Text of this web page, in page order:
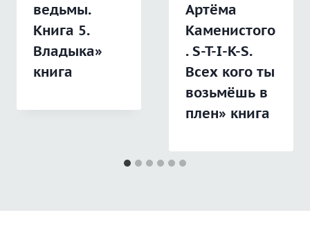
ведьмы.
Книга 5.
Владыка»
книга
Артёма
Каменистого
. S-T-I-K-S.
Всех кого ты
возьмёшь в
плен» книга